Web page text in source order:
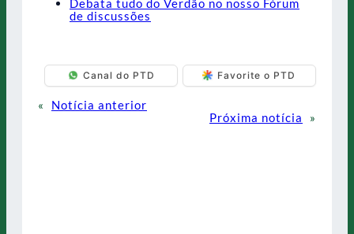
Debata tudo do Verdão no nosso Fórum
de discussões
Canal do PTD Favorite o PTD
«
Notícia anterior
Próxima notícia
»